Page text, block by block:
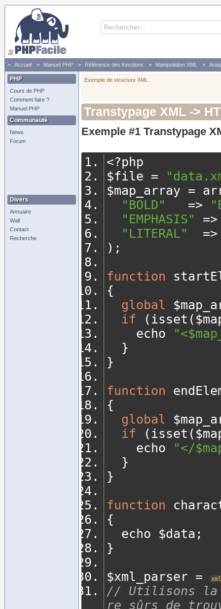
Accueil Manuel PHP Référence des fonctions Manipulation XML
PHP
Cours de PHP
Comment faire ?
Manuel PHP
Communauté
News
Forum
Divers
Annuaire
Wall
Contact
Recherche
Exemple de structure XML
Transtypage XML ->
Exemple #1 Transtypage
<?php
$file =
$map_array =
"BOLD"
=>
"EMPHASIS"
=>
"LITERAL"
=>
);
function
{
global
if
( isset (
		echo
}
}
function
{
global
if
( isset (
		echo
"</
}
}
function
{
	echo $data
;
}
$xml_parser =
// Utilisons la
re sûrs de